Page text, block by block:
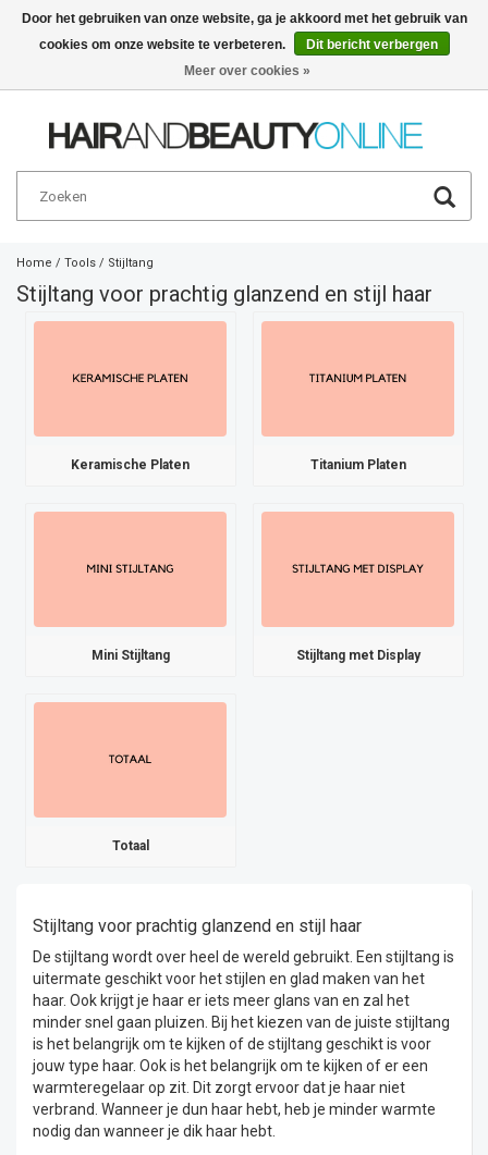
Nederlands €
Home / Tools / Stijltang
Stijltang voor prachtig glanzend en stijl haar
Keramische Platen Titanium Platen
Mini Stijltang Stijltang met Display
Totaal
Stijltang voor prachtig glanzend en stijl haar
De stijltang wordt over heel de wereld gebruikt. Een stijltang is
uitermate geschikt voor het stijlen en glad maken van het
haar. Ook krijgt je haar er iets meer glans van en zal het
minder snel gaan pluizen. Bij het kiezen van de juiste stijltang
is het belangrijk om te kijken of de stijltang geschikt is voor
jouw type haar. Ook is het belangrijk om te kijken of er een
warmteregelaar op zit. Dit zorgt ervoor dat je haar niet
verbrand. Wanneer je dun haar hebt, heb je minder warmte
nodig dan wanneer je dik haar hebt.
Door het gebruiken van onze website, ga je akkoord met het gebruik van
cookies om onze website te verbeteren.
Dit bericht verbergen
Meer over cookies »